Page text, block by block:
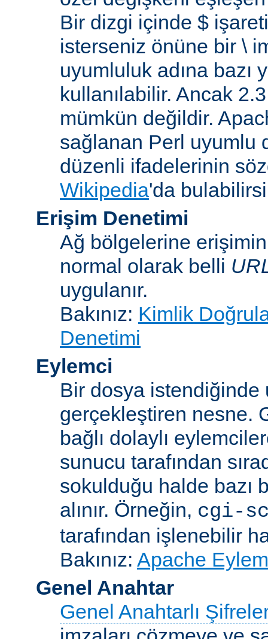
Bir dizgi içinde $
isterseniz önüne bir \
uyumluluk adına
kullanılabilir. Ancak
mümkün değildir.
sağlanan Perl uyumlu
düzenli ifadelerinin
Wikipedia'da
Erişim Denetimi
Ağ bölgelerine erişimin
normal olarak belli
uygulanır.
Bakınız: Kimlik
Denetimi
Eylemci
Bir dosya
gerçekleştiren nesne.
bağlı dolaylı
sunucu tarafından
sokulduğu halde bazı
alınır. Örneğin, cgi-
tarafından işlenebilir
Bakınız: Apache
Genel Anahtar
Genel Anahtarlı